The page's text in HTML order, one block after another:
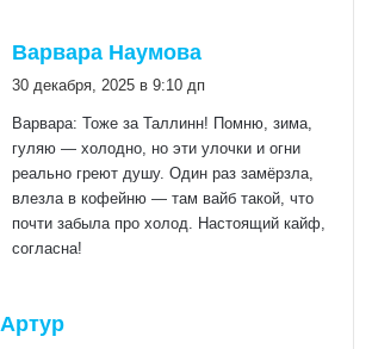
Варвара Наумова
30 декабря, 2025 в 9:10 дп
Варвара: Тоже за Таллинн! Помню, зима,
гуляю — холодно, но эти улочки и огни
реально греют душу. Один раз замёрзла,
влезла в кофейню — там вайб такой, что
почти забыла про холод. Настоящий кайф,
согласна!
Артур